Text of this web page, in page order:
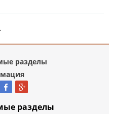
разделы
разделы